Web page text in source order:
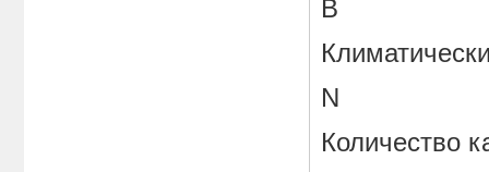
B
N
Количество